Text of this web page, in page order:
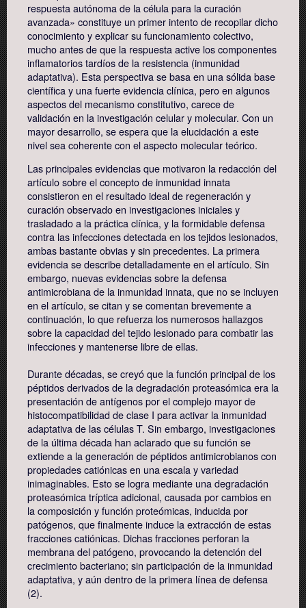
respuesta autónoma de la célula para la curación
avanzada» constituye un primer intento de recopilar dicho
conocimiento y explicar su funcionamiento colectivo,
mucho antes de que la respuesta active los componentes
inflamatorios tardíos de la resistencia (inmunidad
adaptativa). Esta perspectiva se basa en una sólida base
científica y una fuerte evidencia clínica, pero en algunos
aspectos del mecanismo constitutivo, carece de
validación en la investigación celular y molecular. Con un
mayor desarrollo, se espera que la elucidación a este
nivel sea coherente con el aspecto molecular teórico.
Las principales evidencias que motivaron la redacción del
artículo sobre el concepto de inmunidad innata
consistieron en el resultado ideal de regeneración y
curación observado en investigaciones iniciales y
trasladado a la práctica clínica, y la formidable defensa
contra las infecciones detectada en los tejidos lesionados,
ambas bastante obvias y sin precedentes. La primera
evidencia se describe detalladamente en el artículo. Sin
embargo, nuevas evidencias sobre la defensa
antimicrobiana de la inmunidad innata, que no se incluyen
en el artículo, se citan y se comentan brevemente a
continuación, lo que refuerza los numerosos hallazgos
sobre la capacidad del tejido lesionado para combatir las
infecciones y mantenerse libre de ellas.
Durante décadas, se creyó que la función principal de los
péptidos derivados de la degradación proteasómica era la
presentación de antígenos por el complejo mayor de
histocompatibilidad de clase I para activar la inmunidad
adaptativa de las células T. Sin embargo, investigaciones
de la última década han aclarado que su función se
extiende a la generación de péptidos antimicrobianos con
propiedades catiónicas en una escala y variedad
inimaginables. Esto se logra mediante una degradación
proteasómica tríptica adicional, causada por cambios en
la composición y función proteómicas, inducida por
patógenos, que finalmente induce la extracción de estas
fracciones catiónicas. Dichas fracciones perforan la
membrana del patógeno, provocando la detención del
crecimiento bacteriano; sin participación de la inmunidad
adaptativa, y aún dentro de la primera línea de defensa
(2).